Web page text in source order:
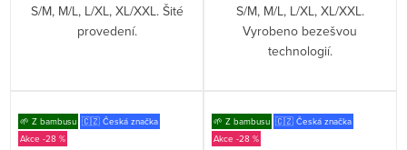
S/M, M/L, L/XL, XL/XXL. Šité
provedení.
S/M, M/L, L/XL, XL/XXL.
Vyrobeno bezešvou
technologií.
🌱 Z bambusu 🇨🇿 Česká značka
-28 %
🌱 Z bambusu 🇨🇿 Česká značka
-28 %